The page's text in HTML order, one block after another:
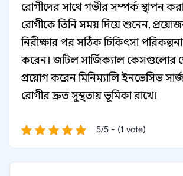
রোগীদের সাথে গভীর সম্পর্ক স্থাপন
রোগীকে তিনি সময় দিয়ে শুনেন,
নিরীক্ষার পর সঠিক চিকিৎসা
করেন। জটিল সার্জিক্যাল কেসগুলোর
প্রয়োগ করেন মিনিম্যালি ইনভেসিভ
রোগীর দ্রুত সুস্থতায় ভূমিকা রাখে।
5/5 - (1 vote)